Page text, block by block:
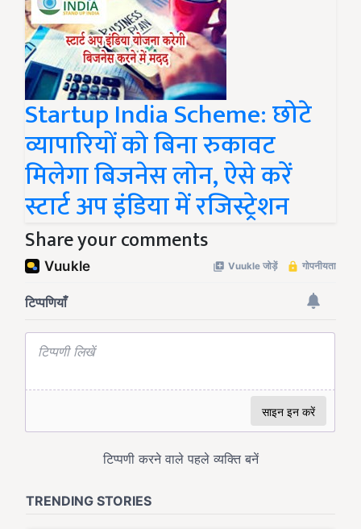
Startup India Scheme: छोटे
व्यापारियों को बिना रुकावट
मिलेगा बिजनेस लोन, ऐसे करें
स्टार्ट अप इंडिया में रजिस्ट्रेशन
Share your comments